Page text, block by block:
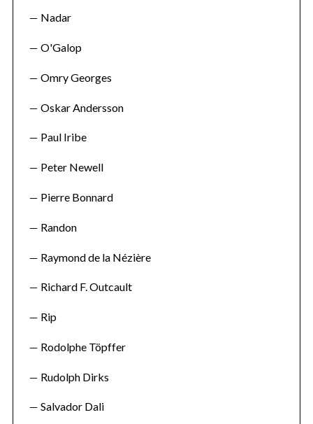
Nadar
O'Galop
Omry Georges
Oskar Andersson
Paul Iribe
Peter Newell
Pierre Bonnard
Randon
Raymond de la Nézière
Richard F. Outcault
Rip
Rodolphe Töpffer
Rudolph Dirks
Salvador Dali